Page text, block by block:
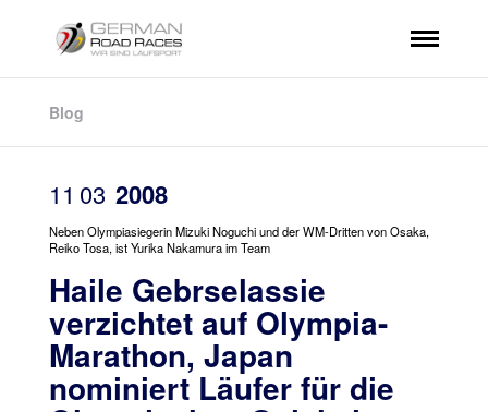
Blog
11 03 2008
Neben Olympiasiegerin Mizuki Noguchi und der WM-Dritten von Osaka,
Reiko Tosa, ist Yurika Nakamura im Team
Haile Gebrselassie
verzichtet auf Olympia-
Marathon, Japan
nominiert Läufer für die